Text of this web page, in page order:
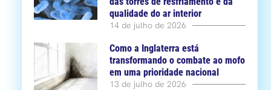
qualidade do ar interior
14 de julho de 2026
Como a Inglaterra está
transformando o combate ao mofo
em uma prioridade nacional
13 de julho de 2026